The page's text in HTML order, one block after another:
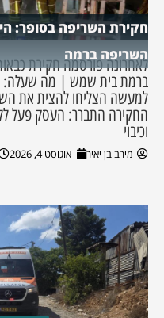
חקירת השריפה בסופר:
השריפה ברמה
לאחרונה פורסמה חקירת
ברמת בית שמש | מה שעלה:
למעשה הצליחו להצית את
החקירה התברר: העסק פעל
וכיבוי
מירב בן יאיר אוגוסט 4, 2026